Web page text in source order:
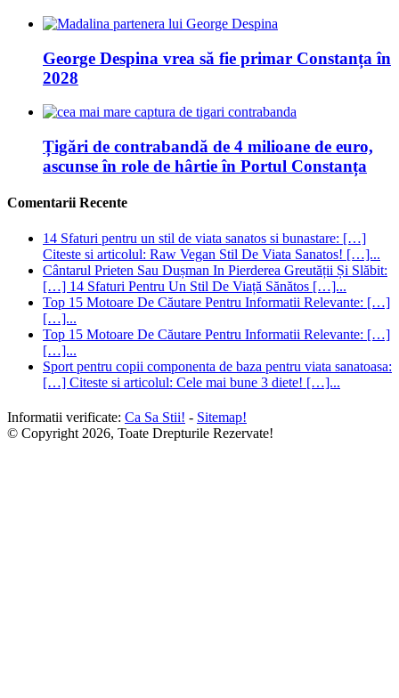
George Despina vrea să fie primar Constanța în
2028
Țigări de contrabandă de 4 milioane de euro,
ascunse în role de hârtie în Portul Constanța
Comentarii Recente
14 Sfaturi pentru un stil de viata sanatos si bunastare: […]
Citeste si articolul: Raw Vegan Stil De Viata Sanatos! […]...
Cântarul Prieten Sau Dușman In Pierderea Greutății Și Slăbit:
[…] 14 Sfaturi Pentru Un Stil De Viață Sănătos […]...
Top 15 Motoare De Căutare Pentru Informatii Relevante: […]
[…]...
Top 15 Motoare De Căutare Pentru Informatii Relevante: […]
[…]...
Sport pentru copii componenta de baza pentru viata sanatoasa:
[…] Citeste si articolul: Cele mai bune 3 diete! […]...
Informatii verificate: Ca Sa Stii! - Sitemap!
© Copyright 2026, Toate Drepturile Rezervate!